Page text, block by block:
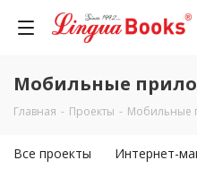
Мобильные
Главная - Проекты - Мобильные
Все проекты Интернет-